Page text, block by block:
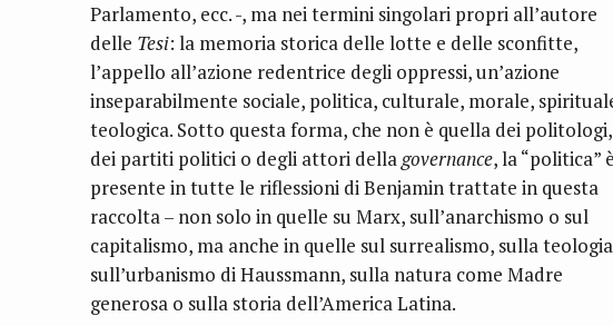
Parlamento, ecc. -, ma nei termini singolari propri all’autore
delle Tesi: la memoria storica delle lotte e delle sconfitte,
l’appello all’azione redentrice degli oppressi, un’azione
inseparabilmente sociale, politica, culturale, morale,
teologica. Sotto questa forma, che non è quella dei politologi,
dei partiti politici o degli attori dellagovernance, la “politica”
presente in tutte le riflessioni di Benjamin trattate in questa
raccolta – non solo in quelle su Marx, sull’anarchismo o sul
capitalismo, ma anche in quelle sul surrealismo, sulla
sull’urbanismo di Haussmann, sulla natura come Madre
generosa o sulla storia dell’America Latina.